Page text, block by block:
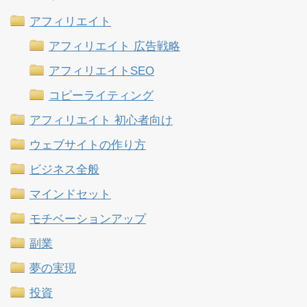
アフィリエイト
アフィリエイト 広告戦略
アフィリエイトSEO
コピーライティング
アフィリエイト 初心者向け
ウェブサイトの作り方
ビジネス全般
マインドセット
モチベーションアップ
副業
夢の実現
投資